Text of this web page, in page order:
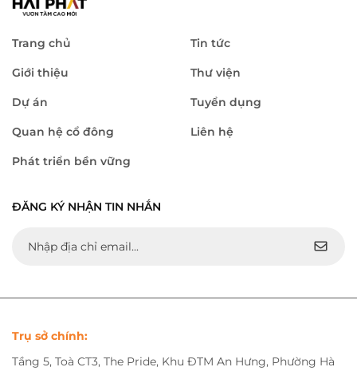
Trang chủ
Giới thiệu
Dự án
Quan hệ cổ đông
Phát triển bền vững
Tin tức
Thư viện
Tuyển dụng
Liên hệ
ĐĂNG KÝ NHẬN TIN NHẮN
Trụ sở chính:
Tầng 5, Toà CT3, The Pride, Khu ĐTM An Hưng, Phường Hà